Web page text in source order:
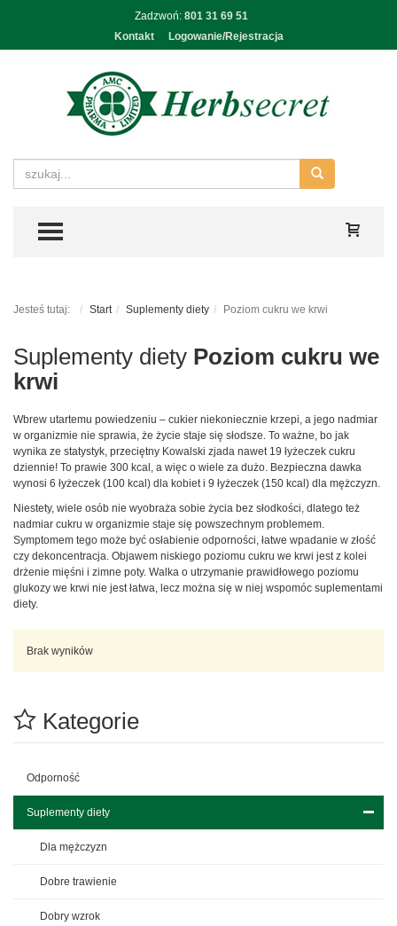
Zadzwoń: 801 31 69 51
Kontakt
Logowanie/Rejestracja
TOGGLE MENU
Jesteś tutaj: Start Suplementy diety Poziom cukru we krwi
Suplementy diety Poziom cukru we
krwi
Wbrew utartemu powiedzeniu – cukier niekoniecznie krzepi, a jego nadmiar
w organizmie nie sprawia, że życie staje się słodsze. To ważne, bo jak
wynika ze statystyk, przeciętny Kowalski zjada nawet 19 łyżeczek cukru
dziennie! To prawie 300 kcal, a więc o wiele za dużo. Bezpieczna dawka
wynosi 6 łyżeczek (100 kcal) dla kobiet i 9 łyżeczek (150 kcal) dla mężczyzn.
Niestety, wiele osób nie wyobraża sobie życia bez słodkości, dlatego też
nadmiar cukru w organizmie staje się powszechnym problemem.
Symptomem tego może być osłabienie odporności, łatwe wpadanie w złość
czy dekoncentracja. Objawem niskiego poziomu cukru we krwi jest z kolei
drżenie mięśni i zimne poty. Walka o utrzymanie prawidłowego poziomu
glukozy we krwi nie jest łatwa, lecz można się w niej wspomóc suplementami
diety.
Brak wyników
Kategorie
Odporność
Suplementy diety
Dla mężczyzn
Dobre trawienie
Dobry wzrok